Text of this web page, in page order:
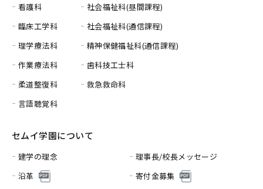
看護科
臨床工学科
理学療法科
作業療法科
柔道整復科
言語聴覚科
社会福祉科(昼間課程)
社会福祉科(通信課程)
精神保健福祉科(通信課程)
歯科技工士科
救急救命科
セムイ学園について
建学の理念
理事長/校長メッセージ
沿革
寄付金募集